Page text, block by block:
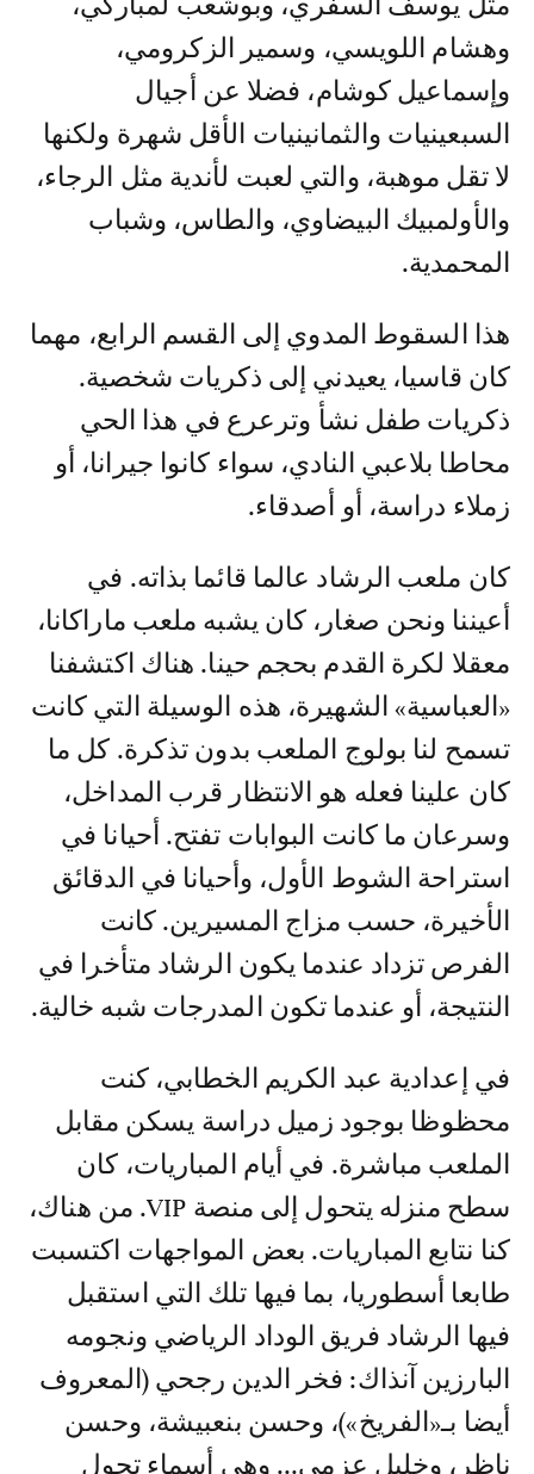
مثل يوسف السفري، وبوشعب لمباركي،
وهشام اللويسي، وسمير الزكرومي،
وإسماعيل كوشام، فضلا عن أجيال
السبعينيات والثمانينيات الأقل شهرة ولكنها
لا تقل موهبة، والتي لعبت لأندية مثل الرجاء،
والأولمبيك البيضاوي، والطاس، وشباب
المحمدية.
هذا السقوط المدوي إلى القسم الرابع، مهما
كان قاسيا، يعيدني إلى ذكريات شخصية.
ذكريات طفل نشأ وترعرع في هذا الحي
محاطا بلاعبي النادي، سواء كانوا جيرانا، أو
زملاء دراسة، أو أصدقاء.
كان ملعب الرشاد عالما قائما بذاته. في
أعيننا ونحن صغار، كان يشبه ملعب ماراكانا،
معقلا لكرة القدم بحجم حينا. هناك اكتشفنا
«العباسية» الشهيرة، هذه الوسيلة التي كانت
تسمح لنا بولوج الملعب بدون تذكرة. كل ما
كان علينا فعله هو الانتظار قرب المداخل،
وسرعان ما كانت البوابات تفتح. أحيانا في
استراحة الشوط الأول، وأحيانا في الدقائق
الأخيرة، حسب مزاج المسيرين. كانت
الفرص تزداد عندما يكون الرشاد متأخرا في
النتيجة، أو عندما تكون المدرجات شبه خالية.
في إعدادية عبد الكريم الخطابي، كنت
محظوظا بوجود زميل دراسة يسكن مقابل
الملعب مباشرة. في أيام المباريات، كان
سطح منزله يتحول إلى منصة VIP. من هناك،
كنا نتابع المباريات. بعض المواجهات اكتسبت
طابعا أسطوريا، بما فيها تلك التي استقبل
فيها الرشاد فريق الوداد الرياضي ونجومه
البارزين آنذاك: فخر الدين رجحي (المعروف
أيضا بـ«الفريخ»)، وحسن بنعبيشة، وحسن
ناظر، وخليل عزمي... وهي أسماء تحول